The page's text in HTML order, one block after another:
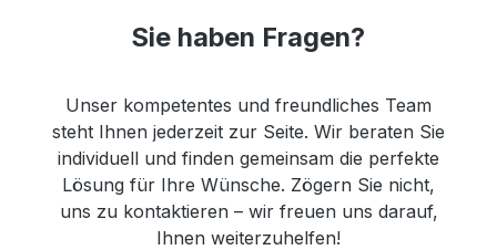
Sie haben Fragen?
Unser kompetentes und freundliches Team
steht Ihnen jederzeit zur Seite. Wir beraten Sie
individuell und finden gemeinsam die perfekte
Lösung für Ihre Wünsche. Zögern Sie nicht,
uns zu kontaktieren – wir freuen uns darauf,
Ihnen weiterzuhelfen!